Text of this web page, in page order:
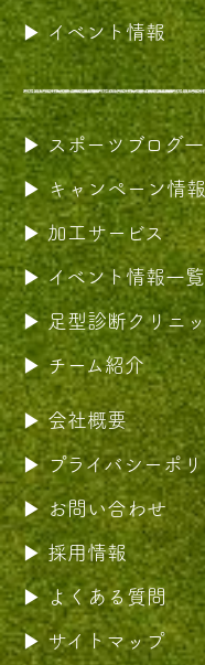
イベント情報
スポーツブログ
キャンペーン情
加工サービス
イベント情報一覧
足型診断クリニ
チーム紹介
会社概要
プライバシーポ
お問い合わせ
採用情報
よくある質問
サイトマップ